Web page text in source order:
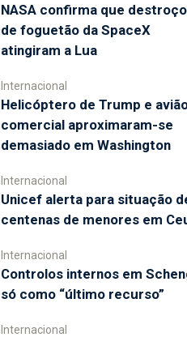
NASA confirma que
de foguetão da SpaceX
atingiram a Lua
Internacional
Helicóptero de Trump e
comercial aproximaram-se
demasiado em Washington
Internacional
Unicef alerta para situação
centenas de menores em
Internacional
Controlos internos em
só como “último recurso”
Internacional